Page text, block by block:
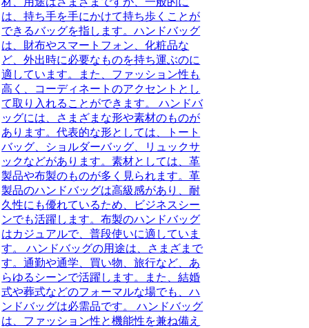
は、持ち手を手にかけて持ち歩くことが
できるバッグを指します。ハンドバッグ
は、財布やスマートフォン、化粧品な
ど、外出時に必要なものを持ち運ぶのに
適しています。また、ファッション性も
高く、コーディネートのアクセントとし
て取り入れることができます。 ハンドバ
ッグには、さまざまな形や素材のものが
あります。代表的な形としては、トート
バッグ、ショルダーバッグ、リュックサ
ックなどがあります。素材としては、革
製品や布製のものが多く見られます。革
製品のハンドバッグは高級感があり、耐
久性にも優れているため、ビジネスシー
ンでも活躍します。布製のハンドバッグ
はカジュアルで、普段使いに適していま
す。 ハンドバッグの用途は、さまざまで
す。通勤や通学、買い物、旅行など、あ
らゆるシーンで活躍します。また、結婚
式や葬式などのフォーマルな場でも、ハ
ンドバッグは必需品です。 ハンドバッグ
は、ファッション性と機能性を兼ね備え